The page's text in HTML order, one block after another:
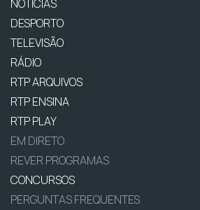
NOTÍCIAS
DESPORTO
TELEVISÃO
RÁDIO
RTP ARQUIVOS
RTP ENSINA
RTP PLAY
EM DIRETO
REVER PROGRAMAS
CONCURSOS
PERGUNTAS FREQUENTES